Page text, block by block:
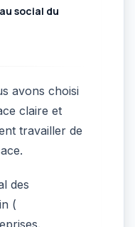
social du
avons choisi
claire et
travailler de
des
(